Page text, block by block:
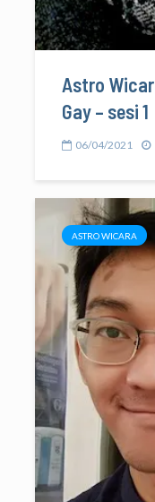
Astro
Gay – sesi 1
06/04/2021
ASTRO WICARA